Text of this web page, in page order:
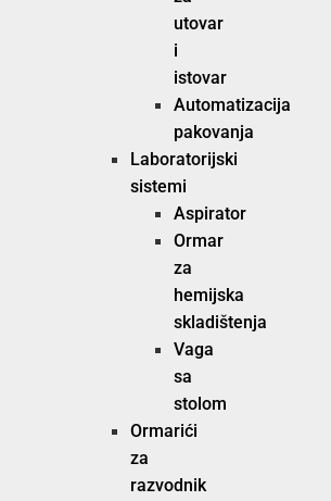
utovar
i
istovar
Automatizacija
pakovanja
Laboratorijski
sistemi
Aspirator
Ormar
za
hemijska
skladištenja
Vaga
sa
stolom
Ormarići
za
razvodnik